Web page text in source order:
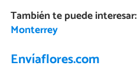
También te puede interesar:
Monterrey
Envíaflores.com